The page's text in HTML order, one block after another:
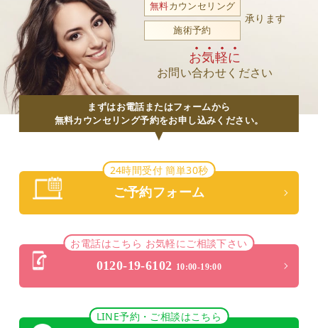
無料カウンセリング
施術予約
承ります
お気軽に
お問い合わせください
まずはお電話またはフォームから
無料カウンセリング予約をお申し込みください。
24時間受付 簡単30秒
ご予約フォーム
お電話はこちら お気軽にご相談下さい
0120-19-6102 10:00-19:00
LINE予約・ご相談はこちら